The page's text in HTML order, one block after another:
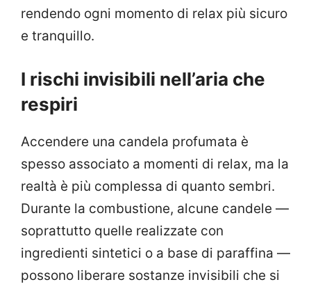
rendendo ogni momento di relax più sicuro
e tranquillo.
I rischi invisibili nell’aria che
respiri
Accendere una candela profumata è
spesso associato a momenti di relax, ma la
realtà è più complessa di quanto sembri.
Durante la combustione, alcune candele —
soprattutto quelle realizzate con
ingredienti sintetici o a base di paraffina —
possono liberare sostanze invisibili che si